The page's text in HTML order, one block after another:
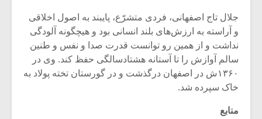
جلال تاج اصفهانی، فردی متشرّع، پایبند به اصول اخلاقی
و آراسته به ارزش‌های بلند انسانی بود و هیچگونه آلودگی
نداشت و از همین رو توانست قدرت صدا و نفس و طنین
سالم آوازش را تا آستانه هشتادسالگی حفظ کند. وی در
۱۳۶۰ش در اصفهان درگذشت و در گورستان تخته پولاد به
خاک سپرده شد.
منابع
اگر نمی توانی
مشهورترین باشی،
بدنام ترین باش
برگزار
سکانسی